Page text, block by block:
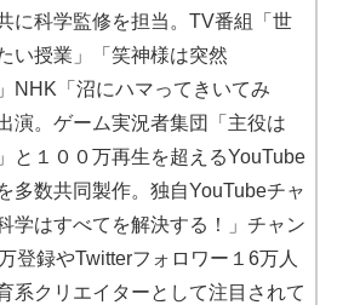
に科学監修を担当。TV番組「世
い授業」「笑神様は突然
NHK「沼にハマってきいてみ
演。ゲーム実況者集団「主役は
と１００万再生を超えるYouTube
多数共同製作。独自YouTubeチャ
学はすべてを解決する！」チャン
登録やTwitterフォロワー１6万人
系クリエイターとして注目されて